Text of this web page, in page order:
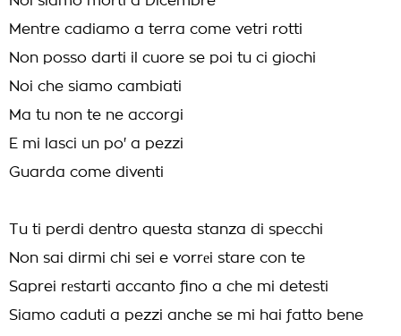
Mentre cadiamo a terra come vetri rotti
Non posso darti il cuore se poi tu ci giochi
Noi che siamo cambiati
Ma tu non te ne accorgi
E mi lasci un po' a pezzi
Guarda come diventi
Tu ti perdi dentro questa stanza di specchi
Non sai dirmi chi sei e vorrеi stare con te
Saprei rеstarti accanto fino a che mi detesti
Siamo caduti a pezzi anche se mi hai fatto bene